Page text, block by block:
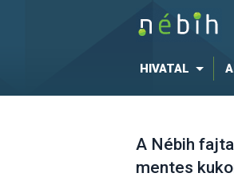
HIVATAL
A Nébih
mentes